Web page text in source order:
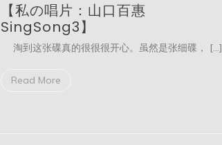
【私の唱片：山口百惠
SingSong3】
淘到这张碟真的很很很开心。虽然是张细碟， […]
Read More